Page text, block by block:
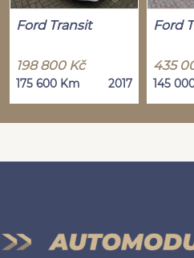
Ford Transit
198 800 Kč
175 600 Km 2017
Ford
435
145